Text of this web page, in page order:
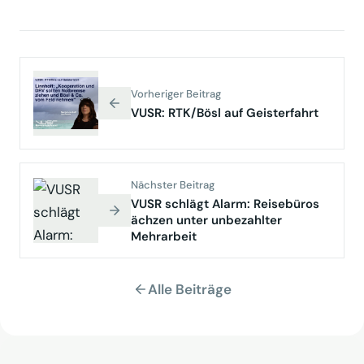
Vorheriger Beitrag
VUSR: RTK/Bösl auf Geisterfahrt
Nächster Beitrag
VUSR schlägt Alarm: Reisebüros
ächzen unter unbezahlter
Mehrarbeit
Alle Beiträge